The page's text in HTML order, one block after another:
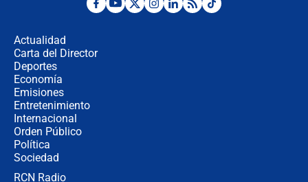
¿Por qué De la Espriella gobernará
Actualidad
Carta del Director
Deportes
Economía
Emisiones
Entretenimiento
Internacional
Orden Público
Política
Sociedad
RCN Radio